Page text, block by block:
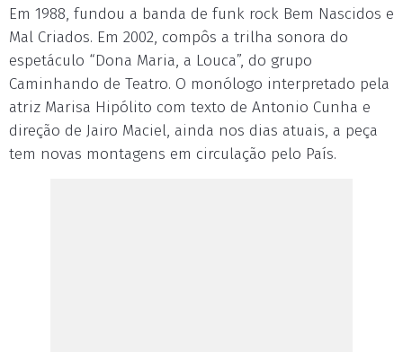
Em 1988, fundou a banda de funk rock Bem Nascidos e
Mal Criados. Em 2002, compôs a trilha sonora do
espetáculo “Dona Maria, a Louca”, do grupo
Caminhando de Teatro. O monólogo interpretado pela
atriz Marisa Hipólito com texto de Antonio Cunha e
direção de Jairo Maciel, ainda nos dias atuais, a peça
tem novas montagens em circulação pelo País.